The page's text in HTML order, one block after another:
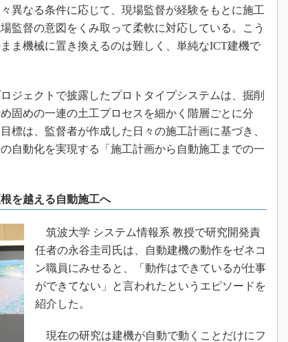
なる条件に応じて、現場監督が経験をもとに施工
監督の意図をくみ取って柔軟に対応している。こう
ま機械に置き換えるのは難しく、単純なICT建機で
ェクトで披露したプロトタイプシステムは、掘削
めの一連の土工プロセスを細かく階層ごとに分
標は、監督者が作成した日々の施工計画に基づき、
自動化を実現する「施工計画から自動施工までの一
を越える自動施工へ
筑波大学 システム情報系 教授で研究開発責
任者の永谷圭司氏は、自動建機の動作をゼネコ
ン職員にみせると、「動作はできているが仕事
ができてない」と言われたというエピソードを
紹介した。
現在の研究は建機が自動で動くことだけにフ